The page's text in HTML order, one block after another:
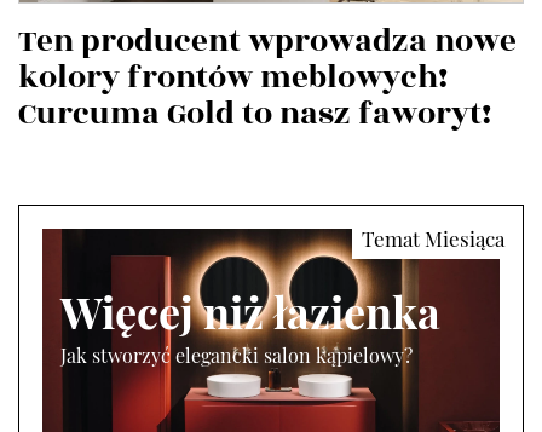
Ten producent wprowadza nowe
kolory frontów meblowych!
Curcuma Gold to nasz faworyt!
Więcej niż łazienka
Jak stworzyć elegancki salon kąpielowy?